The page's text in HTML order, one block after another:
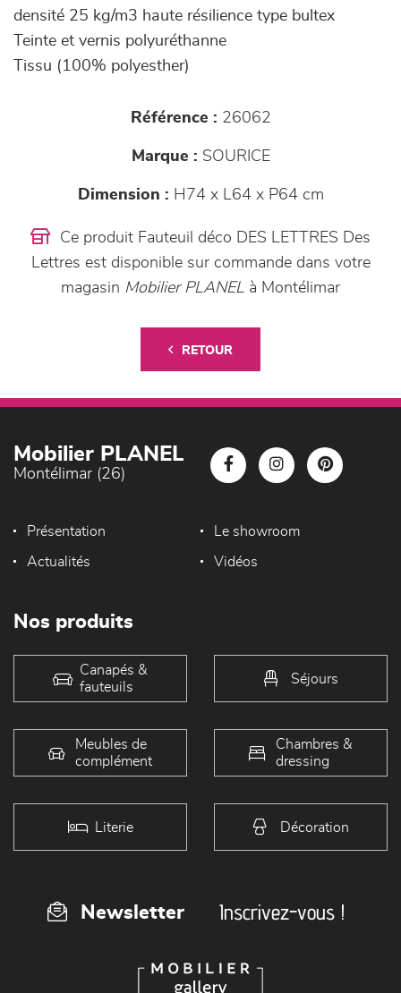
densité 25 kg/m3 haute résilience type bultex
Teinte et vernis polyuréthanne
Tissu (100% polyesther)
Référence : 26062
Marque : SOURICE
Dimension : H74 x L64 x P64 cm
Ce produit Fauteuil déco DES LETTRES Des
Lettres est disponible sur commande dans votre
magasin Mobilier PLANEL à Montélimar
RETOUR
Mobilier PLANEL
Montélimar (26)
Présentation Le showroom
Actualités Vidéos
Nos produits
Canapés &
fauteuils
Séjours
Meubles de
complément
Chambres &
dressing
Literie Décoration
Newsletter Inscrivez-vous !